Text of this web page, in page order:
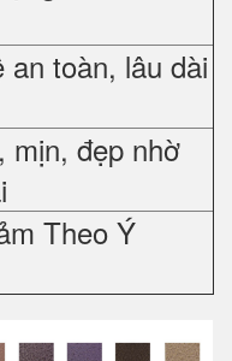
toàn, lâu dài
mịn, đẹp nhờ
Theo Ý